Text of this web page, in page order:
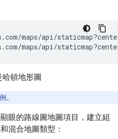
maps/api/
maps/api/
。
眼的路線圖地圖項目，建立組
混合地圖類型：